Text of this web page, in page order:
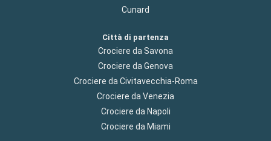
Cunard
Città di partenza
Crociere da Savona
Crociere da Genova
Crociere da Civitavecchia-Roma
Crociere da Venezia
Crociere da Napoli
Crociere da Miami